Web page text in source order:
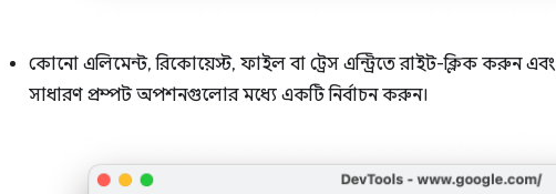
কোনো এলিমেন্ট, রিকোয়েস্ট, ফাইল বা ট্রেস এন্ট্রিতে রাইট-ক্লিক করুন এবং
সাধারণ প্রম্পট অপশনগুলোর মধ্যে একটি নির্বাচন করুন।